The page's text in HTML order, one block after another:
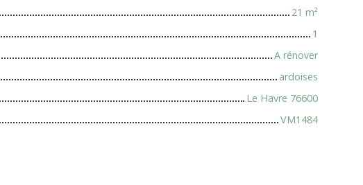
21 m²
1
A rénover
ardoises
Le Havre 76600
VM1484